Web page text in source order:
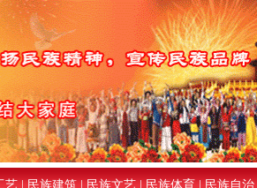
艺 民族建筑 民族文艺 民族体育 民族自治